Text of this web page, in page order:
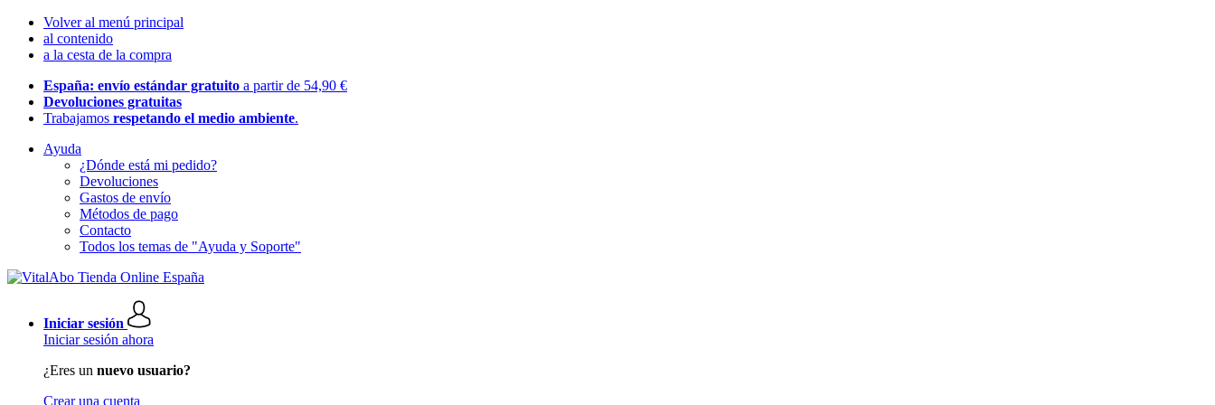
Volver al menú principal
al contenido
a la cesta de la compra
España: envío estándar gratuito a partir de 54,90 €
Devoluciones gratuitas
Trabajamos respetando el medio ambiente.
Ayuda
¿Dónde está mi pedido?
Devoluciones
Gastos de envío
Métodos de pago
Contacto
Todos los temas de "Ayuda y Soporte"
Iniciar sesión
Iniciar sesión ahora
¿Eres un nuevo usuario?
Crear una cuenta